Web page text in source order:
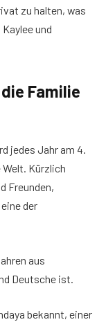
zu halten, was
und
Familie
jedes Jahr am 4.
Kürzlich
Freunden,
der
aus
Deutsche ist.
bekannt, einer